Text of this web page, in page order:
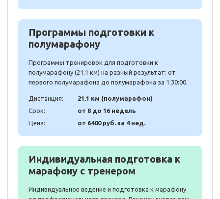
Программы подготовки к
полумарафону
Программы тренировок для подготовки к
полумарафону (21.1 км) на разный результат: от
первого полумарафона до полумарафона за 1:30:00.
Дистанция:
21.1 км (полумарафон)
Срок:
от 8 до 16 недель
Цена:
от 6400 руб. за 4 нед.
Индивидуальная подготовка к
марафону с тренером
Индивидуальное ведение и подготовка к марафону